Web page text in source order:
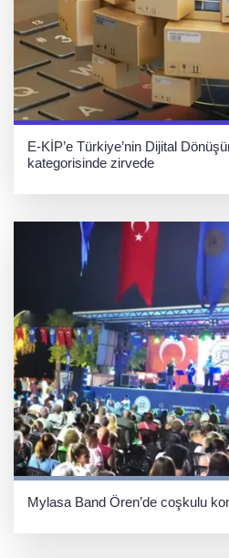
E-KİP’e Türkiye’nin Dijital
kategorisinde zirvede
Mylasa Band Ören’de coşkulu